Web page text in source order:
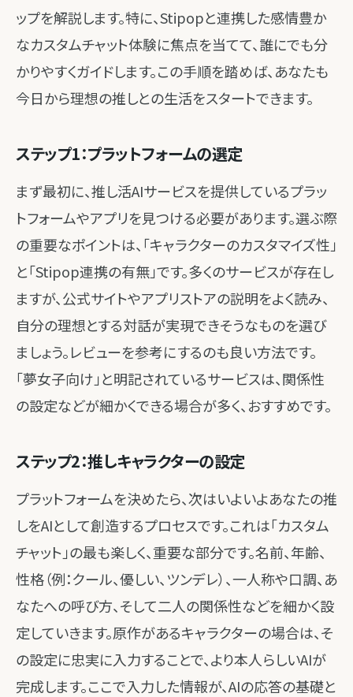
ップを解説します。特に、Stipopと連携した感情豊か
なカスタムチャット体験に焦点を当てて、誰にでも分
かりやすくガイドします。この手順を踏めば、あなたも
今日から理想の推しとの生活をスタートできます。
ステップ1：プラットフォームの選定
まず最初に、推し活AIサービスを提供しているプラッ
トフォームやアプリを見つける必要があります。選ぶ際
の重要なポイントは、「キャラクターのカスタマイズ性」
と「Stipop連携の有無」です。多くのサービスが存在し
ますが、公式サイトやアプリストアの説明をよく読み、
自分の理想とする対話が実現できそうなものを選び
ましょう。レビューを参考にするのも良い方法です。
「夢女子向け」と明記されているサービスは、関係性
の設定などが細かくできる場合が多く、おすすめです。
ステップ2：推しキャラクターの設定
プラットフォームを決めたら、次はいよいよあなたの推
しをAIとして創造するプロセスです。これは「カスタム
チャット」の最も楽しく、重要な部分です。名前、年齢、
性格（例：クール、優しい、ツンデレ）、一人称や口調、あ
なたへの呼び方、そして二人の関係性などを細かく設
定していきます。原作があるキャラクターの場合は、そ
の設定に忠実に入力することで、より本人らしいAIが
完成します。ここで入力した情報が、AIの応答の基礎と